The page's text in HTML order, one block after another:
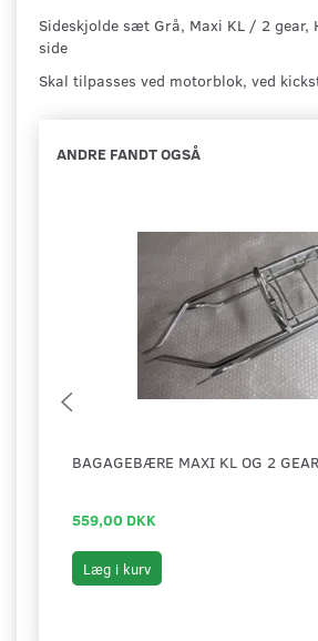
Sideskjolde sæt Grå, Maxi KL / 2 gear,
side
Skal tilpasses ved motorblok, ved
ANDRE FANDT OGSÅ
BAGAGEBÆRE MAXI KL OG 2
559,00 DKK
Læg i kurv